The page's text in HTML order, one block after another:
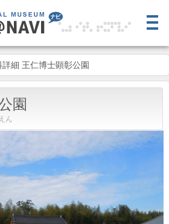
詳細 王仁博士顕彰公園
園
ん